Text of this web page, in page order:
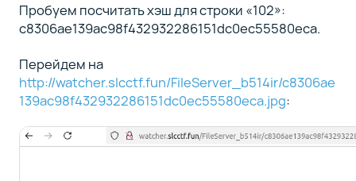
Пробуем посчитать хэш для строки «102»:
c8306ae139ac98f432932286151dc0ec55580eca.
Перейдем на
http://watcher.slcctf.fun/FileServer_b514ir/c8306ae
139ac98f432932286151dc0ec55580eca.jpg: